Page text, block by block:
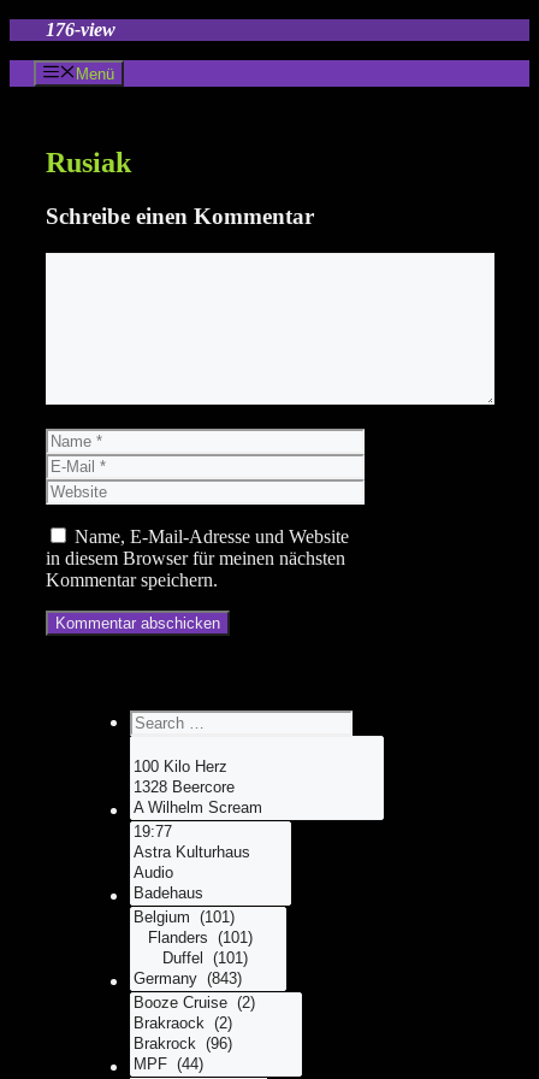
springen
176-view
Menü
Rusiak
Schreibe einen Kommentar
Name
E-
Mail
Website
Name, E-Mail-Adresse und Website
in diesem Browser für meinen nächsten
Kommentar speichern.